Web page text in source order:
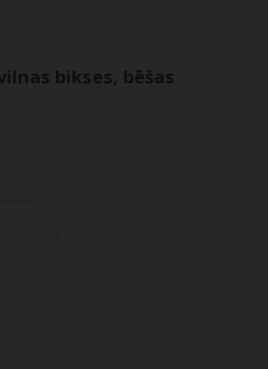
bikses, bēšas